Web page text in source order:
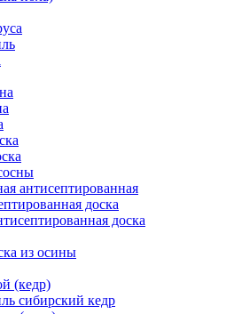
антисептированная
доска
доска
из осины
(кедр)
сибирский кедр